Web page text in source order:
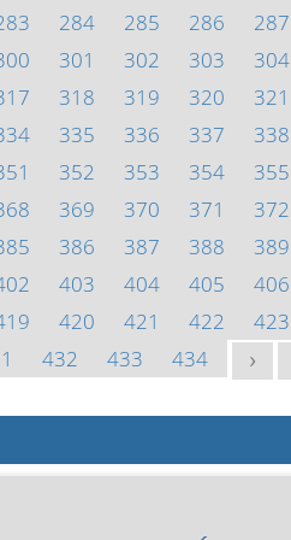
284 285 286 287
301 302 303 304
318 319 320 321
335 336 337 338
352 353 354 355
369 370 371 372
386 387 388 389
403 404 405 406
420 421 422 423
432 433 434 >